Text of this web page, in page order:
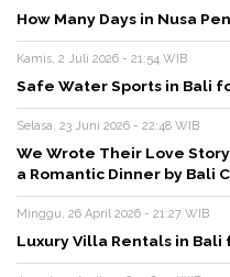
How Many Days in Nusa
Kamis, 2 Juli 2026 - 21:54 WIB
Safe Water Sports in Bali
Selasa, 23 Juni 2026 - 22:48 WIB
We Wrote Their Love
a Romantic Dinner by Bali
Minggu, 26 April 2026 - 21:27 WIB
Luxury Villa Rentals in